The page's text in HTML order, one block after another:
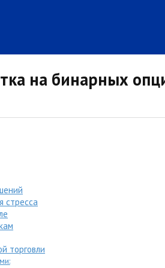
на бинарных
стресса
торговли